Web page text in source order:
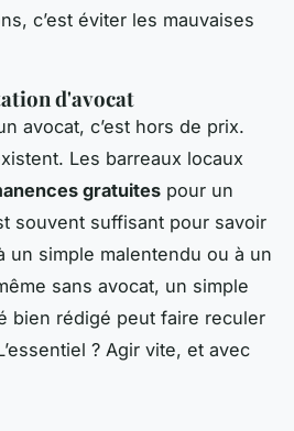
c’est éviter les mauvaises
d'avocat
avocat, c’est hors de prix.
Les barreaux locaux
gratuites pour un
souvent suffisant pour savoir
un simple malentendu ou à un
sans avocat, un simple
bien rédigé peut faire reculer
? Agir vite, et avec